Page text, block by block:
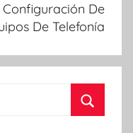
Configuración De
De Telefonía